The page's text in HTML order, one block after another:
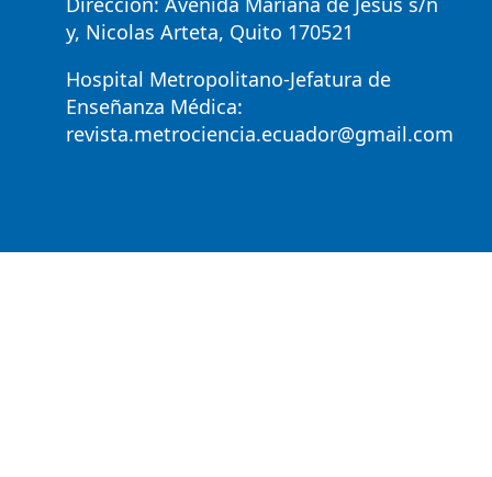
y, Nicolas Arteta, Quito 170521
Hospital Metropolitano-Jefatura de
Enseñanza Médica:
revista.metrociencia.ecuador@gmail.com